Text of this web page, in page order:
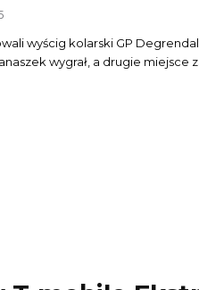
wyścig kolarski GP
wygrał, a drugie miejsce zajął